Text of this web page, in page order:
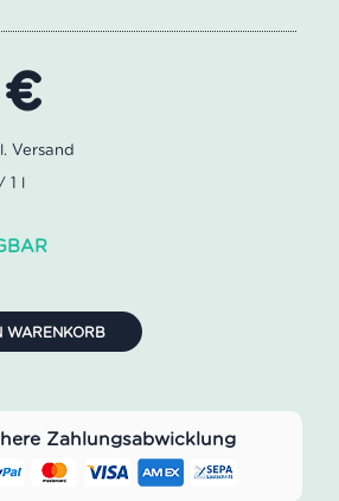
€
1 l
WARENKORB
Zahlungsabwicklung